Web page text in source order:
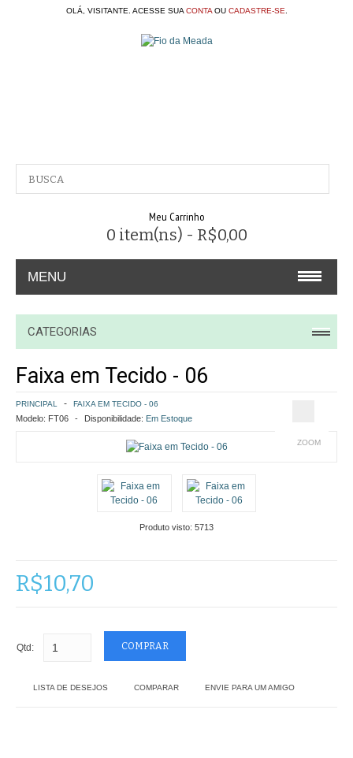
OLÁ, VISITANTE. ACESSE SUA CONTAOU CADASTRE-SE
Meu Carrinho
0 item(ns) - R$0,00
MENU
A EMPRESA
CONTATO
COMO COMPRAR
POLÍTICA DE FRETE GRÁTIS
FINALIZAR COMPRA
CATEGORIAS
Faixa em Tecido - 06
PRINCIPAL FAIXA EM TECIDO - 06
Modelo: FT06 Disponibilidade: Em Estoque
ZOOM
Produto visto: 5713
R$10,70
Qtd:
LISTA DE DESEJOS COMPARAR ENVIE PARA UM AMIGO